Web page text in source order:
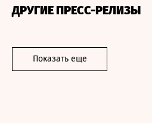
ДРУГИЕ ПРЕСС-РЕЛИЗЫ
Показать еще